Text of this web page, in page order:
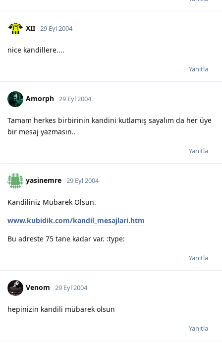
XII 29 Eyl 2004
nice kandillere....
Yanıtla
Amorph 29 Eyl 2004
Tamam herkes birbirinin kandini kutlamış sayalım da her üye
bir mesaj yazmasın..
Yanıtla
yasinemre 29 Eyl 2004
Kandiliniz Mubarek Olsun.
www.kubidik.com/kandil_mesajlari.htm
Bu adreste 75 tane kadar var. :type:
Yanıtla
Venom 29 Eyl 2004
hepinizin kandili mübarek olsun
Yanıtla